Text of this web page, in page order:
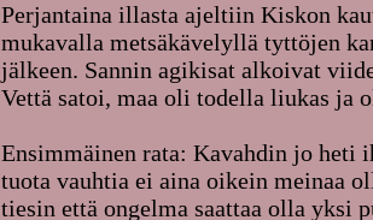
Perjantaina illasta ajeltiin Kiskon
mukavalla metsäkävelyllä tyttöjen
jälkeen. Sannin agikisat alkoivat
Vettä satoi, maa oli todella liukas ja
Ensimmäinen rata: Kavahdin jo heti
tuota vauhtia ei aina oikein meinaa
tiesin että ongelma saattaa olla yksi